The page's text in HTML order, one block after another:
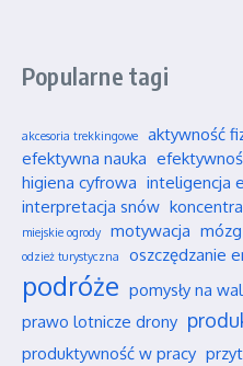
Popularne tagi
akcesoria trekkingowe aktywność
efektywna nauka
higiena cyfrowa inteligencja
interpretacja snów
miejskie ogrody
motywacja mózg
odzież turystyczna oszczędzanie
podróże pomysły na
prawo lotnicze drony
produktywność w pracy